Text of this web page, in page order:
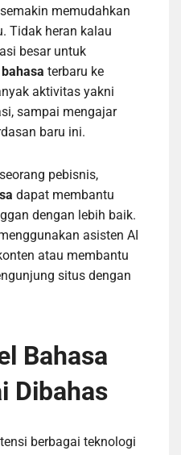
memudahkan
Tidak heran kalau
besar untuk
terbaru ke
aktivitas yakni
sampai mengajar
baru ini.
pebisnis,
dapat membantu
dengan lebih baik.
asisten AI
atau membantu
situs dengan
Bahasa
Dibahas
berbagai teknologi